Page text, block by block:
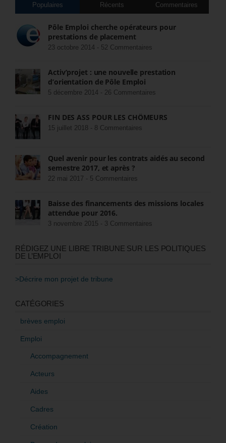
Populaires Récents Commentaires
Pôle Emploi cherche opérateurs pour
prestations de placement
23 octobre 2014 - 52 Commentaires
Activ’projet : une nouvelle prestation
d’orientation de Pôle Emploi
5 décembre 2014 - 26 Commentaires
FIN DES ASS POUR LES CHÔMEURS
15 juillet 2018 - 8 Commentaires
Quel avenir pour les contrats aidés au second
semestre 2017, et après ?
22 mai 2017 - 5 Commentaires
Baisse des financements des missions locales
attendue pour 2016.
3 novembre 2015 - 3 Commentaires
RÉDIGEZ UNE LIBRE TRIBUNE SUR LES POLITIQUES
DE L’EMPLOI
>Décrire mon projet de tribune
CATÉGORIES
brèves emploi
Emploi
Accompagnement
Acteurs
Aides
Cadres
Création